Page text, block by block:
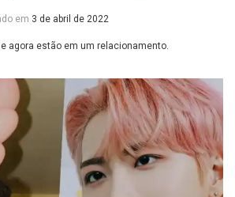
em 3 de abril de 2022
agora estão em um relacionamento.